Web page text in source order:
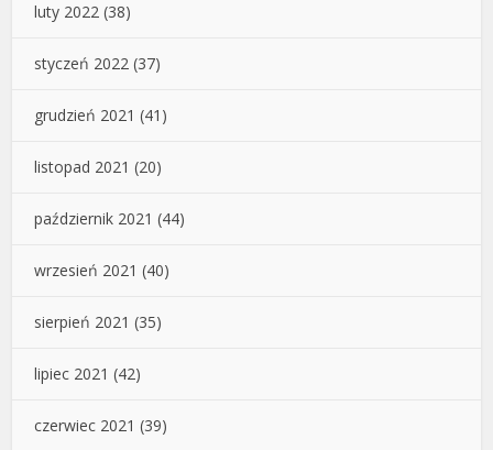
luty 2022 (38)
styczeń 2022 (37)
grudzień 2021 (41)
listopad 2021 (20)
październik 2021 (44)
wrzesień 2021 (40)
sierpień 2021 (35)
lipiec 2021 (42)
czerwiec 2021 (39)